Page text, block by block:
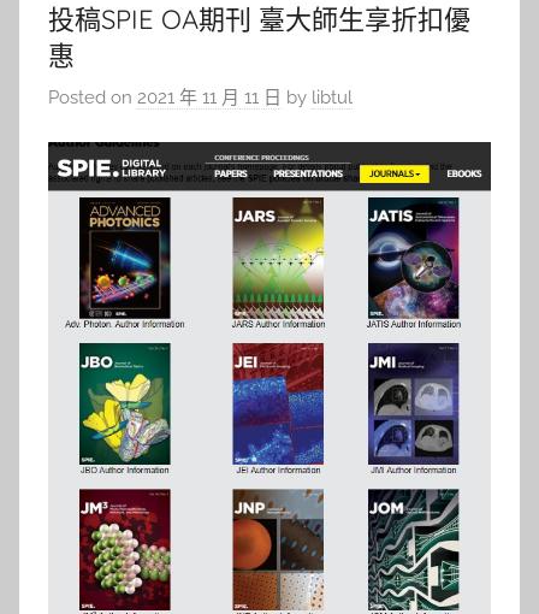
投稿SPIE OA期刊 臺大師生享折扣優
惠
Posted on 2021 年 11 月 11 日 by libtul